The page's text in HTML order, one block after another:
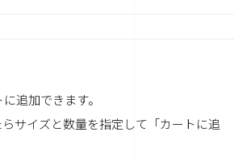
追加できます。
サイズと数量を指定して「カートに追